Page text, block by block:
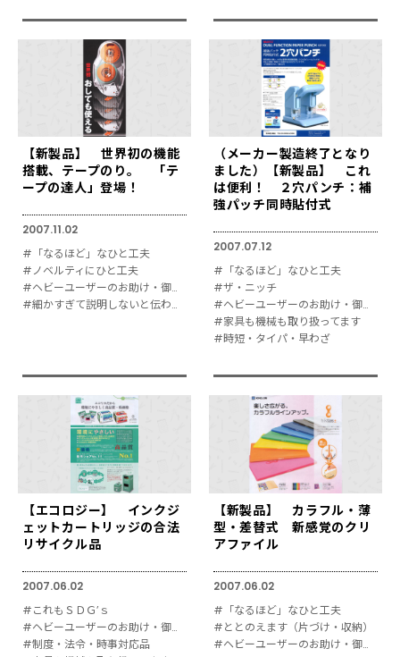
【新製品】 世界初の機能
搭載、テープのり。 「テ
ープの達人」登場！
2007.11.02
#「なるほど」なひと工夫
#ノベルティにひと工夫
#ヘビーユーザーのお助け・御用達
#細かすぎて説明しないと伝わりにくい
（メーカー製造終了となり
ました）【新製品】 これ
は便利！ ２穴パンチ：補
強パッチ同時貼付式
2007.07.12
#「なるほど」なひと工夫
#ザ・ニッチ
#ヘビーユーザーのお助け・御用達
#家具も機械も取り扱ってます
#時短・タイパ・早わざ
【エコロジー】 インクジ
ェットカートリッジの合法
リサイクル品
2007.06.02
#これもＳＤＧ’ｓ
#ヘビーユーザーのお助け・御用達
#制度・法令・時事対応品
【新製品】 カラフル・薄
型・差替式 新感覚のクリ
アファイル
2007.06.02
#「なるほど」なひと工夫
#ととのえます（片づけ・収納）
#ヘビーユーザーのお助け・御用達